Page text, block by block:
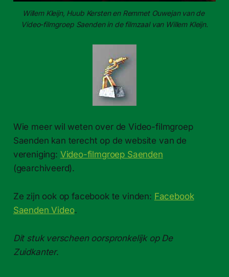
Willem Kleijn, Huub Kersten en Remmet Ouwejan van de
Video-​filmgroep Saenden in de filmzaal van Willem Kleijn.
Wie meer wil weten over de Video-​filmgroep
Saenden kan terecht op de website van de
vereniging: Video-filmgroep Saenden
(gearchiveerd).
Ze zijn ook op facebook te vinden: Facebook
Saenden Video.
Dit stuk verscheen oorspronkelijk op De
Zuidkanter.